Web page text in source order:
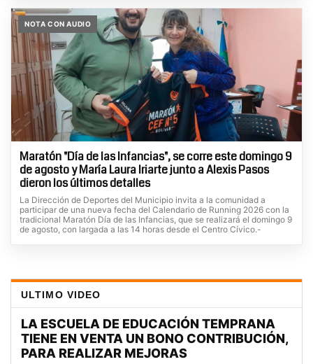
NOTA CON AUDIO
Maratón "Día de las Infancias", se corre este domingo 9
de agosto y María Laura Iriarte junto a Alexis Pasos
dieron los últimos detalles
La Dirección de Deportes del Municipio invita a la comunidad a
participar de una nueva fecha del Calendario de Running 2026 con la
tradicional Maratón Día de las Infancias, que se realizará el domingo 9
de agosto, con largada a las 14 horas desde el Centro Cívico.-
ULTIMO VIDEO